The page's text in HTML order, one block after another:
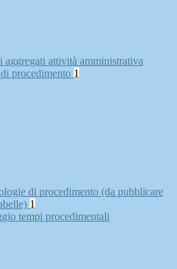
aggregati attività amministrativa
procedimento 1
di procedimento (da pubblicare
1
tempi procedimentali